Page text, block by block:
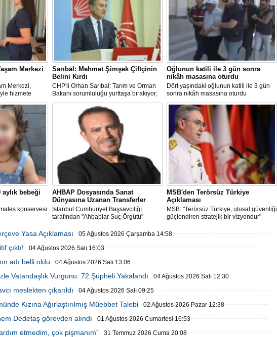
Merkezi
Merkezi,
hizmete
Sarıbal: Mehmet Şimşek Çiftçinin
Belini Kırdı
CHP'li Orhan Sarıbal: Tarım ve Orman
Bakanı sorumluluğu yurttaşa bırakıyor;
Mehmet Şimşek enflasyonun değil,
çiftçinin belini kırdı
Oğlunun katili ile 3 gün sonra
nikâh masasına oturdu
Dört yaşındaki oğlunun katili ile 3 gün
sonra nikâh masasına oturdu
aylık bebeği
konservesi
AHBAP Dosyasında Sanat
Dünyasına Uzanan Transferler
İstanbul Cumhuriyet Başsavcılığı
tarafından "Ahbaplar Suç Örgütü"
MSB'den Terörsüz Türkiye
Açıklaması
MSB: "Terörsüz Türkiye, ulusal güvenliği
güçlendiren stratejik bir vizyondur"
Yasa Açıklaması 05 Ağustos 2026 Çarşamba 14:58
çıktı! 04 Ağustos 2026 Salı 16:03
adı belli oldu 04 Ağustos 2026 Salı 13:06
Vatandaşlık Vurgunu: 72 Şüpheli Yakalandı 04 Ağustos 2026 Salı 12:30
meslekten çıkarıldı 04 Ağustos 2026 Salı 09:25
Kızına Ağırlaştırılmış Müebbet Talebi 02 Ağustos 2026 Pazar 12:38
Dedetaş görevden alındı 01 Ağustos 2026 Cumartesi 16:53
etmedim, çok pişmanım" 31 Temmuz 2026 Cuma 20:08